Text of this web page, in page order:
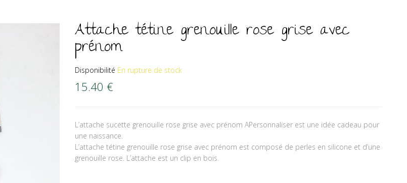
Attache tétine grenouille rose grise avec
prénom
Disponibilité En rupture de stock
15.40 €
L’attache sucette grenouille rose grise avec prénom APersonnaliser est une idée cadeau pour
une naissance.
L’attache tétine grenouille rose grise avec prénom est composé de perles en silicone et d’une
grenouille rose. L’attache est un clip en bois.